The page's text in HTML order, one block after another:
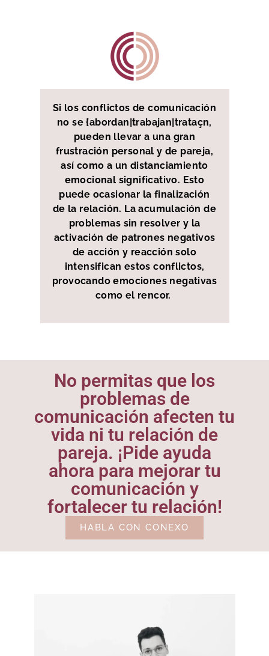
Si los conflictos de comunicación
no se {abordan|trabajan|trataçn,
pueden llevar a una gran
frustración personal y de pareja,
así como a un distanciamiento
emocional significativo. Esto
puede ocasionar la finalización
de la relación. La acumulación de
problemas sin resolver y la
activación de patrones negativos
de acción y reacción solo
intensifican estos conflictos,
provocando emociones negativas
como el rencor.
No permitas que los
problemas de
comunicación afecten tu
vida ni tu relación de
pareja. ¡Pide ayuda
ahora para mejorar tu
comunicación y
fortalecer tu relación!
HABLA CON CONEXO